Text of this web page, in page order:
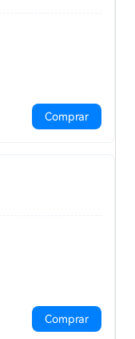
Comprar
Comprar